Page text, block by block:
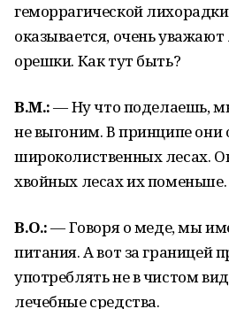
геморрагической
оказывается, очень
орешки. Как тут быть?
В.М.:— Ну что поделаешь,
не выгоним. В принципе они
широколиственных лесах.
хвойных лесах их поменьше.
В.О.:— Говоря о меде, мы
питания. А вот за границей
употреблять не в чистом
лечебные средства.